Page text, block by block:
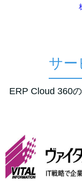
サー
ERP Cloud 360